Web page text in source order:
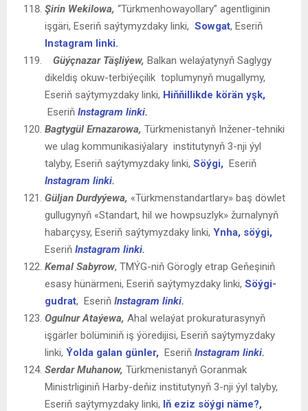
Şirin Wekilowa, “Türkmenhowayollary” agentliginin
işgäri, Eseriň saýtymyzdaky linki, Sowgat, Eseriň
Instagram linki.
Güýçnazar Täşliýew, Balkan welaýatynyň Saglygy
dikeldiş okuw-terbiýeçilik toplumynyň mugallymy,
Eseriň saýtymyzdaky linki, Hiňňillikde körän yşk,
Eseriň Instagram linki.
Bagtygül Ernazarowa, Türkmenistanyň Inžener-tehniki
we ulag kommunikasiýalary institutynyň 3-nji ýyl
talyby, Eseriň saýtymyzdaky linki, Söýgi, Eseriň
Instagram linki.
Güljan Durdyýewa, «Türkmenstandartlary» baş döwlet
gullugynyň «Standart, hil we howpsuzlyk» žurnalynyň
habarçysy, Eseriň saýtymyzdaky linki, Ynha, söýgi,
Eseriň Instagram linki.
Kemal Sabyrow, TMÝG-niň Görogly etrap Geňeşiniň
esasy hünärmeni, Eseriň saýtymyzdaky linki, Söýgi-
gudrat, Eseriň Instagram linki.
Ogulnur Ataýewa, Ahal welaýat prokuraturasynyň
işgärler bölüminiň iş ýöredijisi, Eseriň saýtymyzdaky
linki, Ýolda galan günler, Eseriň Instagram linki.
Serdar Muhanow, Türkmenistanyň Goranmak
Ministrliginiň Harby-deňiz institutynyň 3-nji ýyl talyby,
Eseriň saýtymyzdaky linki, Iň eziz söýgi näme?,